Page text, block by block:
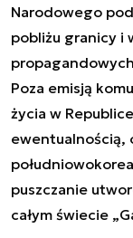
Narodowego
pobliżu granicy i
Poza emisją
życia w
ewentualnością,
puszczanie
całym świecie